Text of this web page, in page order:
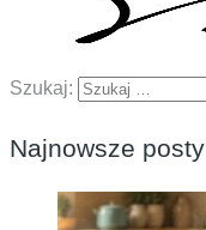
Szukaj:
Najnowsze posty